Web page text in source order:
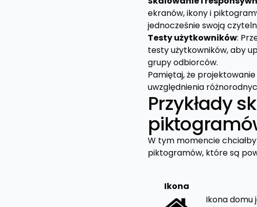
ekranów, ikony i
jednocześnie swoją
Testy użytkowników:
testy użytkowników, aby
grupy odbiorców.
Pamiętaj, że
uwzględnienia
Przykłady
W tym momencie
piktogramów, które są
Ikona
Ikona domu